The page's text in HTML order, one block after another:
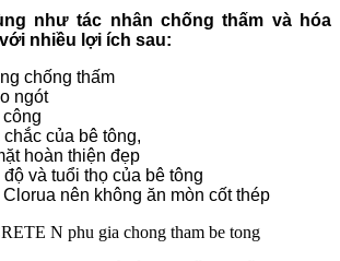
như tác nhân chống thấm và hóa
nhiều lợi ích sau:
chống thấm
ngót
của bê tông,
hoàn thiện đẹp
và tuổi thọ của bê tông
nên không ăn mòn cốt thép